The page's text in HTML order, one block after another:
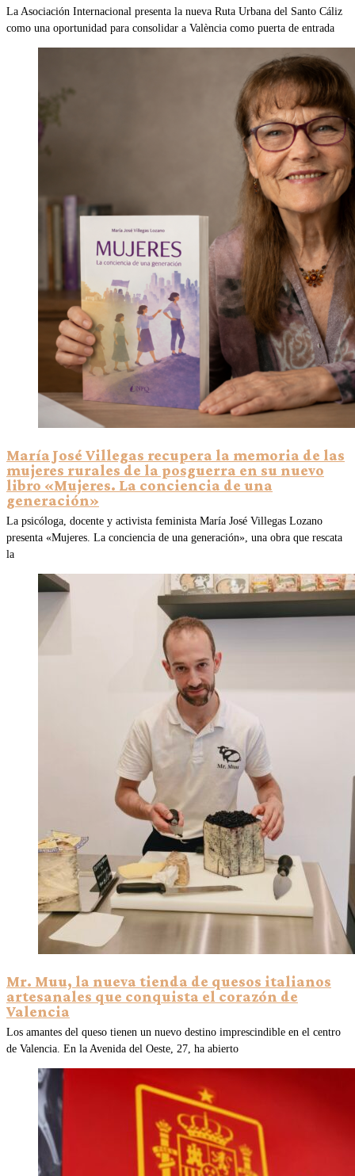
La Asociación Internacional presenta la nueva Ruta Urbana del Santo Cáliz
como una oportunidad para consolidar a València como puerta de entrada
María José Villegas recupera la memoria de las
mujeres rurales de la posguerra en su nuevo
libro «Mujeres. La conciencia de una
generación»
La psicóloga, docente y activista feminista María José Villegas Lozano
presenta «Mujeres. La conciencia de una generación», una obra que rescata
la
Mr. Muu, la nueva tienda de quesos italianos
artesanales que conquista el corazón de
Valencia
Los amantes del queso tienen un nuevo destino imprescindible en el centro
de Valencia. En la Avenida del Oeste, 27, ha abierto